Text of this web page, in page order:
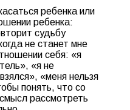
ребенка или
ребенка:
судьбу
не станет мне
себя: «я
«я не
«меня нельзя
понять, что со
рассмотреть